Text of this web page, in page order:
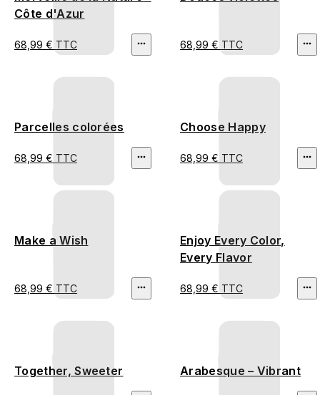
Côte d'Azur
68,99 € TTC 68,99 € TTC
Parcelles colorées
68,99 € TTC
Choose Happy
68,99 € TTC
Make a Wish
68,99 € TTC
Enjoy Every Color,
Every Flavor
68,99 € TTC
Together, Sweeter Arabesque – Vibrant